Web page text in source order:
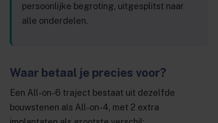
persoonlijke begroting, uitgesplitst naar
alle onderdelen.
Waar betaal je precies voor?
Een All-on-6 traject bestaat uit dezelfde
bouwstenen als All-on-4, met 2 extra